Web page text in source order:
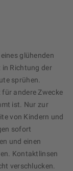
glühenden
in Richtung der
sprühen.
andere Zwecke
ist. Nur zur
von Kindern und
sofort
und einen
Kontaktlinsen
verschlucken.